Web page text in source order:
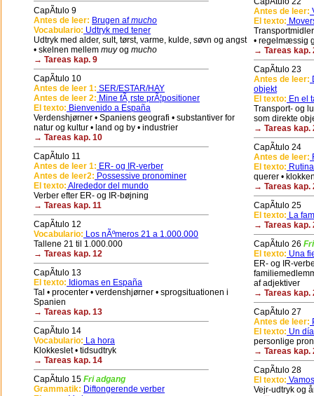
CapÃ­tulo 9
Antes de leer: Brugen afmucho
Vocabulario: Udtryk med tener
Udtryk med alder, sult, tørst, varme, kulde, søvn og angst
• skelnen mellem muyog mucho
→ Tareas kap. 9
CapÃ­tulo 10
Antes de leer 1: SER/ESTAR/HAY
Antes de leer 2: Mine fÃ¸rste prÃ¦positioner
El texto: Bienvenido a España
Verdenshjørner • Spaniens geografi • substantiver for
natur og kultur • land og by • industrier
→ Tareas kap. 10
CapÃ­tulo 11
Antes de leer 1: ER- og IR-verber
Antes de leer2: Possessive pronominer
El texto: Alrededor del mundo
Verber efter ER- og IR-bøjning
→ Tareas kap. 11
CapÃ­tulo 12
Vocabulario: Los nÃºmeros 21 a 1.000.000
Tallene 21 til 1.000.000
→ Tareas kap. 12
CapÃ­tulo 13
El texto: Idiomas en España
Tal • procenter • verdenshjørner • sprogsituationen i
Spanien
→ Tareas kap. 13
CapÃ­tulo 14
Vocabulario: La hora
Klokkeslet • tidsudtryk
→ Tareas kap. 14
CapÃ­tulo 15 Fri adgang
Grammatik: Diftongerende verber
Antes de leer:
El texto:
• regelmæssig
→ Tareas kap.
CapÃ­tulo 23
Antes de leer:
objekt
El texto: En el
Transport- og
som direkte
→ Tareas kap.
CapÃ­tulo 24
Antes de leer:
El texto:
querer •
→ Tareas kap.
CapÃ­tulo 25
El texto: La
→ Tareas kap.
CapÃ­tulo 26
El texto: Una
ER- og IR-
af adjektiver
→ Tareas kap.
CapÃ­tulo 27
Antes de leer:
El texto: Un
personlige
→ Tareas kap.
CapÃ­tulo 28
El texto:
Vejr-udtryk og